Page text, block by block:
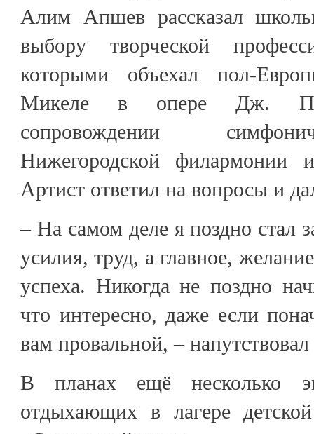
Алим Апшев рассказал
выбору творческой
которыми объехал пол-
Микеле в опере Дж.
сопровождении
Нижегородской филармонии
Артист ответил на вопросы и
– На самом деле я поздно стал
усилия, труд, а главное,
успеха. Никогда не поздно
что интересно, даже если
вам провальной, –
В планах ещё несколько
отдыхающих в лагере